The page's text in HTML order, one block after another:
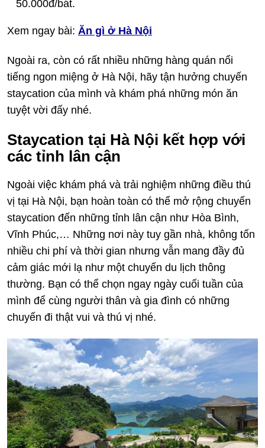
50.000đ/bát.
Xem ngay bài: Ăn gì ở Hà Nội
Ngoài ra, còn có rất nhiều những hàng quán nổi
tiếng ngon miệng ở Hà Nội, hãy tận hưởng chuyến
staycation của mình và khám phá những món ăn
tuyệt vời đấy nhé.
Staycation tại Hà Nội kết hợp với
các tỉnh lân cận
Ngoài việc khám phá và trải nghiệm những điều thú
vị tại Hà Nội, bạn hoàn toàn có thể mở rộng chuyến
staycation đến những tỉnh lân cận như Hòa Bình,
Vĩnh Phúc,… Những nơi này tuy gần nhà, không tốn
nhiều chi phí và thời gian nhưng vẫn mang đầy đủ
cảm giác mới lạ như một chuyến du lịch thông
thường. Bạn có thể chọn ngay ngày cuối tuần của
mình để cùng người thân và gia đình có những
chuyến đi thật vui và thú vị nhé.